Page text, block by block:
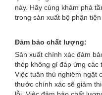
này. Hãy cùng khám phá
trong sản xuất bộ phận
Đảm bảo chất lượng:
Sản xuất chính xác đảm
thép không gỉ đáp ứng các
Việc tuân thủ nghiêm ngặt
thước chính xác sẽ giảm